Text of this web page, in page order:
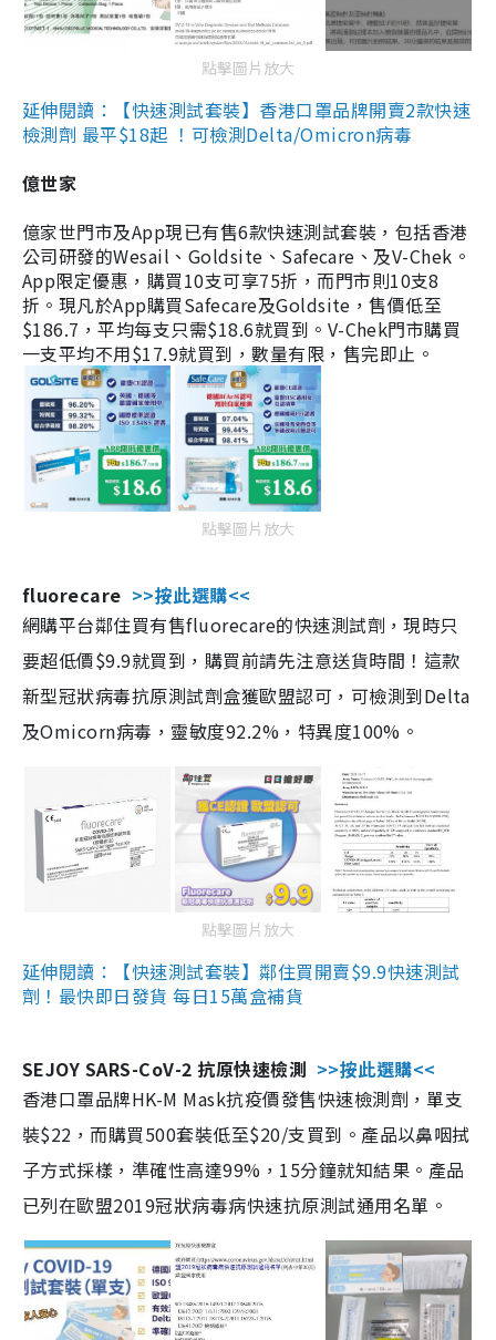
點擊圖片放大
延伸閱讀：【快速測試套裝】香港口罩品牌開賣2款快速
檢測劑 最平$18起 ！可檢測Delta/Omicron病毒
億世家
億家世門市及App現已有售6款快速測試套裝，包括香港
公司研發的Wesail、Goldsite、Safecare、及V-Chek。
App限定優惠，購買10支可享75折，而門市則10支8
折。現凡於App購買Safecare及Goldsite，售價低至
$186.7，平均每支只需$18.6就買到。V-Chek門市購買
一支平均不用$17.9就買到，數量有限，售完即止。
點擊圖片放大
fluorecare >>按此選購<<
網購平台鄰住買有售fluorecare的快速測試劑，現時只
要超低價$9.9就買到，購買前請先注意送貨時間！這款
新型冠狀病毒抗原測試劑盒獲歐盟認可，可檢測到Delta
及Omicorn病毒，靈敏度92.2%，特異度100%。
點擊圖片放大
延伸閱讀：【快速測試套裝】鄰住買開賣$9.9快速測試
劑！最快即日發貨 每日15萬盒補貨
SEJOY SARS-CoV-2 抗原快速檢測 >>按此選購<<
香港口罩品牌HK-M Mask抗疫價發售快速檢測劑，單支
裝$22，而購買500套裝低至$20/支買到。產品以鼻咽拭
子方式採樣，準確性高達99%，15分鐘就知結果。產品
已列在歐盟2019冠狀病毒病快速抗原測試通用名單。